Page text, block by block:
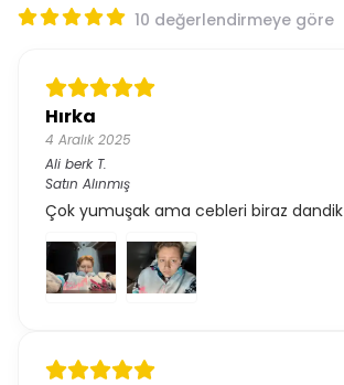
10 değerlendirmeye göre
Hırka
4 Aralık 2025
Ali berk T.
Satın Alınmış
Çok yumuşak ama cebleri biraz dandik